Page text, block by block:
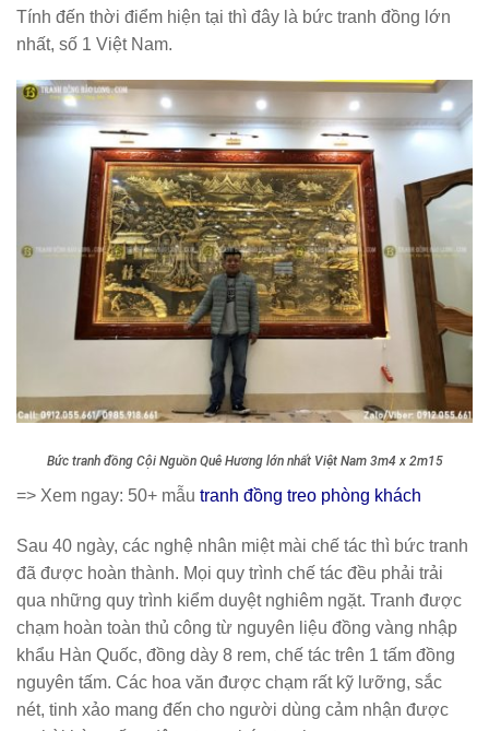
Tính đến thời điểm hiện tại thì đây là bức tranh đồng lớn
nhất, số 1 Việt Nam.
Bức tranh đồng Cội Nguồn Quê Hương lớn nhất Việt Nam 3m4 x 2m15
=> Xem ngay: 50+ mẫu tranh đồng treo phòng khách
Sau 40 ngày, các nghệ nhân miệt mài chế tác thì bức tranh
đã được hoàn thành. Mọi quy trình chế tác đều phải trải
qua những quy trình kiểm duyệt nghiêm ngặt. Tranh được
chạm hoàn toàn thủ công từ nguyên liệu đồng vàng nhập
khẩu Hàn Quốc, đồng dày 8 rem, chế tác trên 1 tấm đồng
nguyên tấm. Các hoa văn được chạm rất kỹ lưỡng, sắc
nét, tinh xảo mang đến cho người dùng cảm nhận được